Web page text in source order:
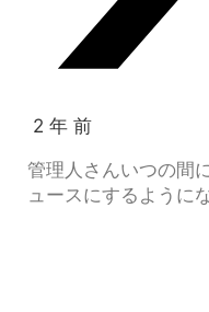
2 年 前
管理人さんいつの間
ュースにするように